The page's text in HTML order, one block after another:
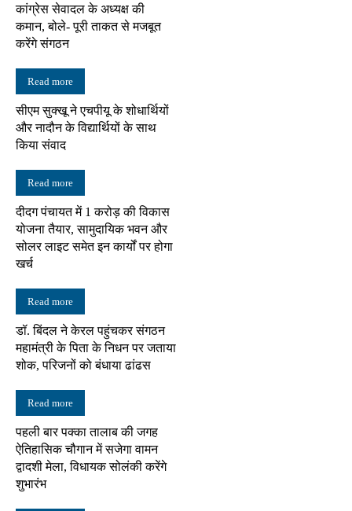
कांग्रेस सेवादल के अध्यक्ष की
कमान, बोले- पूरी ताकत से मजबूत
करेंगे संगठन
Read more
सीएम सुक्खू ने एचपीयू के शोधार्थियों
और नादौन के विद्यार्थियों के साथ
किया संवाद
Read more
दीदग पंचायत में 1 करोड़ की विकास
योजना तैयार, सामुदायिक भवन और
सोलर लाइट समेत इन कार्यों पर होगा
खर्च
Read more
डॉ. बिंदल ने केरल पहुंचकर संगठन
महामंत्री के पिता के निधन पर जताया
शोक, परिजनों को बंधाया ढांढस
Read more
पहली बार पक्का तालाब की जगह
ऐतिहासिक चौगान में सजेगा वामन
द्वादशी मेला, विधायक सोलंकी करेंगे
शुभारंभ